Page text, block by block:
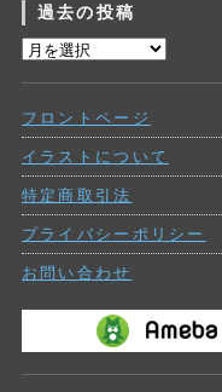
ゴ
リ
ー
過去の投稿
過
投
稿
フロントページ
イラストについて
特定商取引法
プライバシーポリシー
お問い合わせ